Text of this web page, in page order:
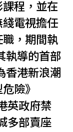
程，並在
電視擔任
，期間執
執導的首部
香港新浪潮
險》
英政府禁
多部賣座